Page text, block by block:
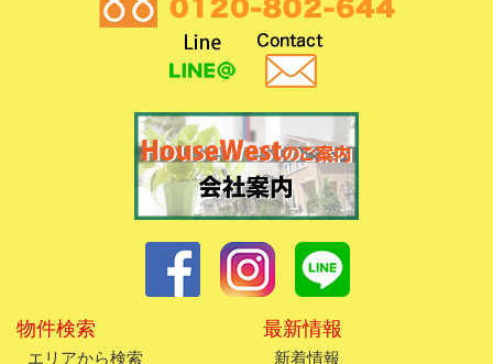
物件検索
エリアから検索
最新情報
新着情報